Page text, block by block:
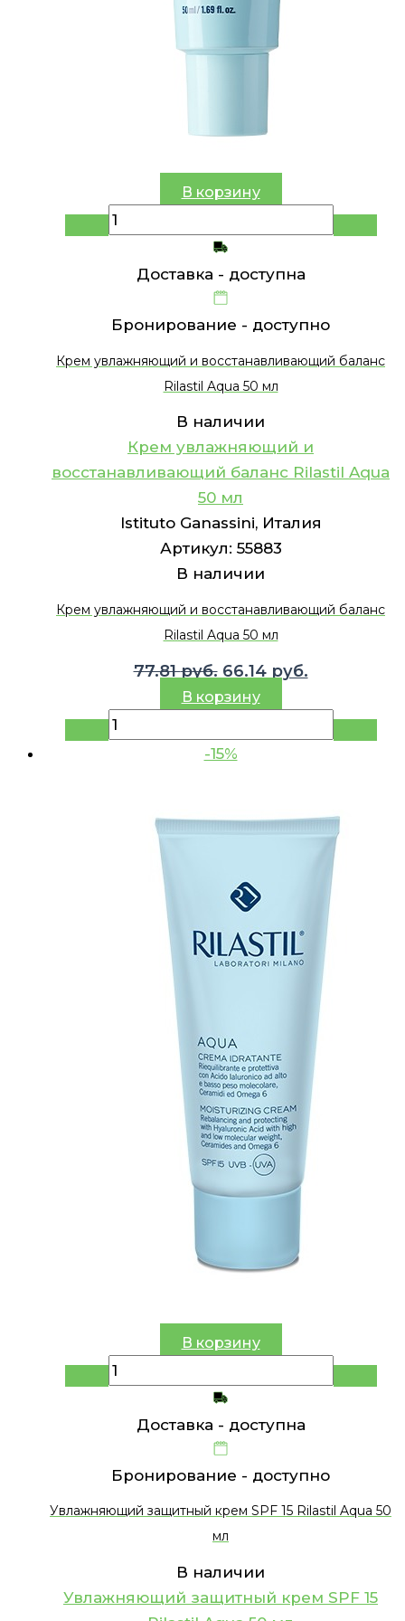
В корзину
Доставка - доступна
Бронирование - доступно
Крем увлажняющий и восстанавливающий баланс
Rilastil Aqua 50 мл
В наличии
Крем увлажняющий и
восстанавливающий баланс Rilastil Aqua
50 мл
Istituto Ganassini, Италия
Артикул: 55883
В наличии
Крем увлажняющий и восстанавливающий баланс
Rilastil Aqua 50 мл
77.81руб. Первоначальная
цена
77.81 руб..
66.14 руб.Текущая
66.14 руб..
В корзину
-15%
В корзину
Доставка - доступна
Бронирование - доступно
Увлажняющий защитный крем SPF 15 Rilastil Aqua 50
мл
В наличии
Увлажняющий защитный крем SPF 15